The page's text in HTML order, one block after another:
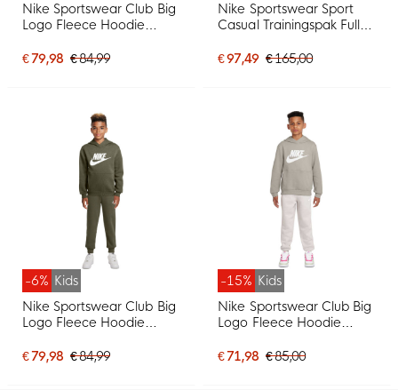
Nike Sportswear Club Big
Logo Fleece Hoodie
Wit
€ 79,98 € 84,99
Nike Sportswear Sport
Casual Trainingspak Full-
€ 97,49 € 165,00
-6% Kids
Nike Sportswear Club Big
Logo Fleece Hoodie
Olijfgroen Wit
€ 79,98 € 84,99
-15% Kids
Nike Sportswear Club Big
Logo Fleece Hoodie
€ 71,98 € 85,00